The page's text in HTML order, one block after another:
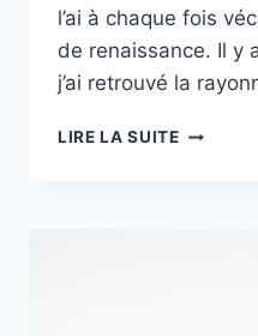
l’ai à chaque fois
de renaissance. Il y
j’ai retrouvé la
LIRE LA SUITESONIA,